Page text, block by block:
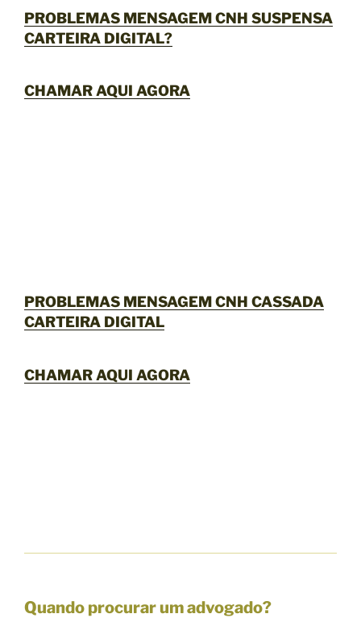
PROBLEMAS MENSAGEM CNH SUSPENSA
CARTEIRA DIGITAL?
CHAMAR AQUI AGORA
PROBLEMAS MENSAGEM CNH CASSADA
CARTEIRA DIGITAL
CHAMAR AQUI AGORA
Quando procurar um advogado?